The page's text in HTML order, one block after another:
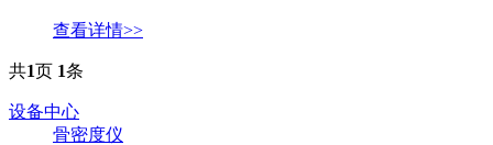
查看详情>>
共1页 1条
设备中心
骨密度仪